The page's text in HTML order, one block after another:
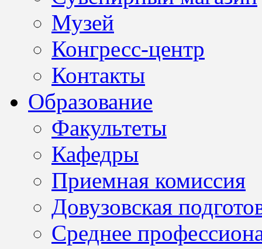
Музей
Конгресс-центр
Контакты
Образование
Факультеты
Кафедры
Приемная комиссия
Довузовская
Среднее